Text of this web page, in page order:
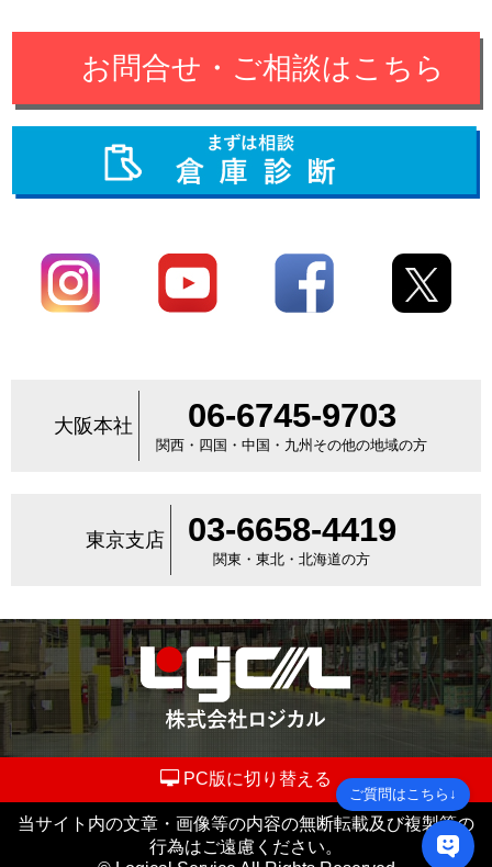
お問合せ・ご相談はこちら
大阪本社 06-6745-9703
関西・四国・中国・九州その他の地域の方
東京支店 03-6658-4419
関東・東北・北海道の方
PC版に切り替える
当サイト内の文章・画像等の内容の無断転載及び複製等の
行為はご遠慮ください。
ご質問はこちら↓